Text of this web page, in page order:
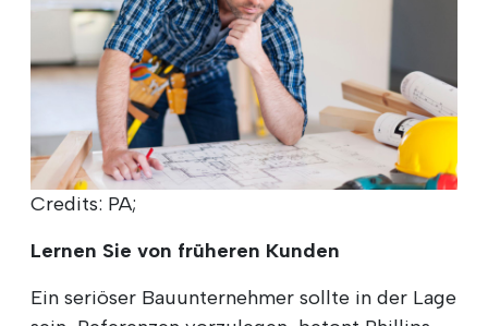
Credits: PA;
Lernen Sie von früheren Kunden
Ein seriöser Bauunternehmer sollte in der Lage